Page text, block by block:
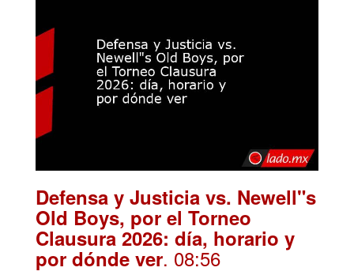
Defensa y Justicia vs. Newell"s
Old Boys, por el Torneo
Clausura 2026: día, horario y
por dónde ver. 08:56